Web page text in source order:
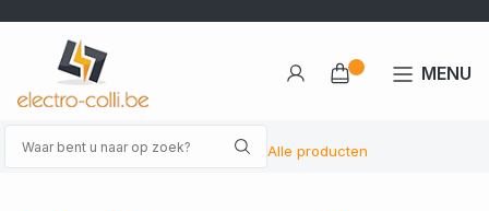
Alle producten
MENU